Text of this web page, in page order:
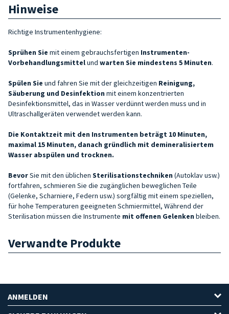
Hinweise
Richtige Instrumentenhygiene:
Sprühen Sie mit einem gebrauchsfertigen Instrumenten-
Vorbehandlungsmittelund warten Sie mindestens 5 Minuten.
Spülen Sie und fahren Sie mit der gleichzeitigen Reinigung,
Säuberung und Desinfektion mit einem konzentrierten
Desinfektionsmittel, das in Wasser verdünnt werden muss und in
Ultraschallgeräten verwendet werden kann.
Die Kontaktzeit mit den Instrumenten beträgt 10 Minuten,
maximal 15 Minuten, danach gründlich mit demineralisiertem
Wasser abspülen und trocknen.
BevorSie mit den üblichen Sterilisationstechniken (Autoklav usw.)
fortfahren, schmieren Sie die zugänglichen beweglichen Teile
(Gelenke, Scharniere, Federn usw.) sorgfältig mit einem speziellen,
für hohe Temperaturen geeigneten Schmiermittel, Während der
Sterilisation müssen die Instrumente mit offenen Gelenken bleiben.
Verwandte Produkte
ANMELDEN